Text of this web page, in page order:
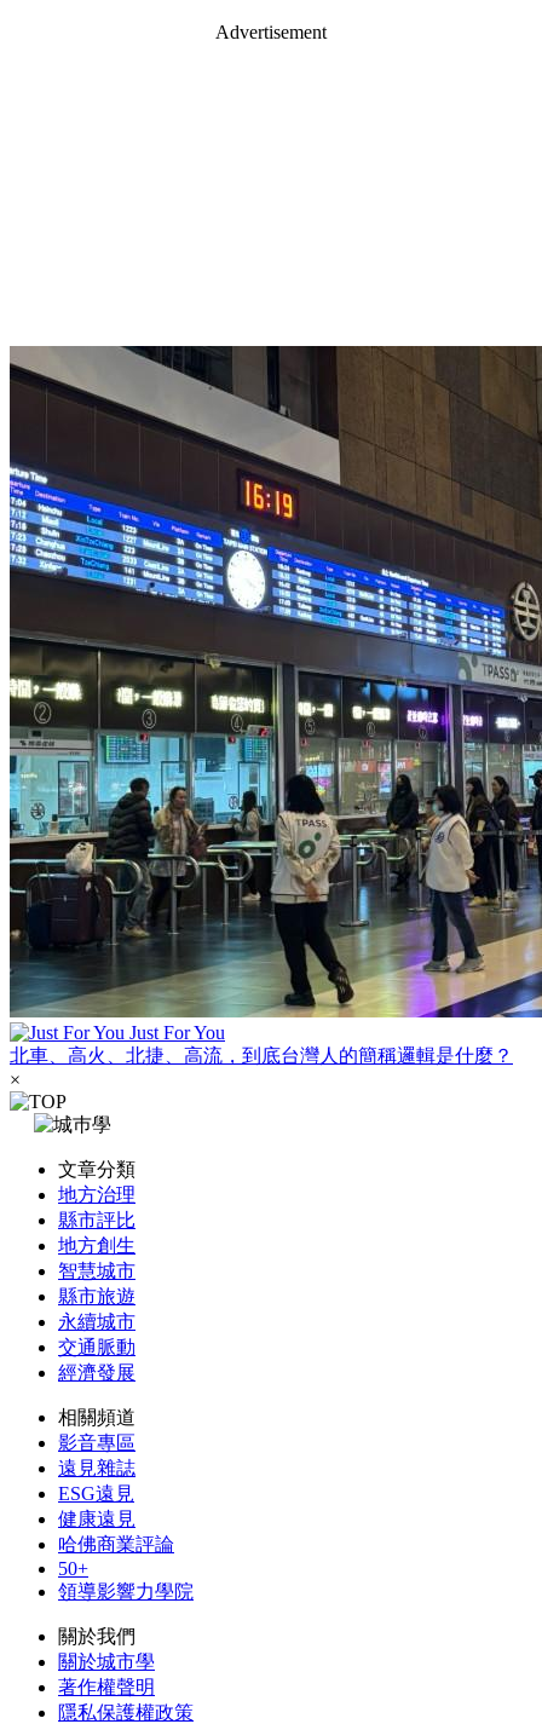
Advertisement
Just For You
北車、高火、北捷、高流，到底台灣人的簡稱邏輯是什麼？
×
文章分類
地方治理
縣市評比
地方創生
智慧城市
縣市旅遊
永續城市
交通脈動
經濟發展
相關頻道
影音專區
遠見雜誌
ESG遠見
健康遠見
哈佛商業評論
50+
領導影響力學院
關於我們
關於城市學
著作權聲明
隱私保護權政策